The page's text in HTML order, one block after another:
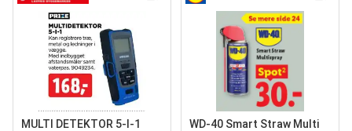
MULTI DETEKTOR 5-I-1 WD-40 Smart Straw Multi